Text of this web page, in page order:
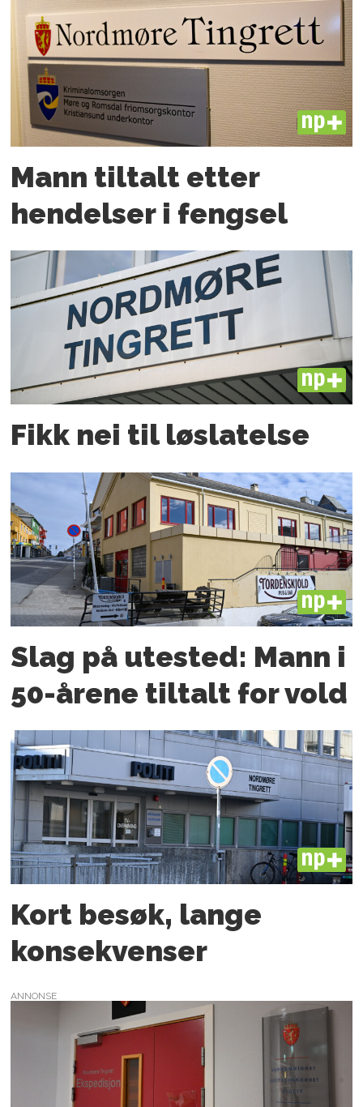
PLUS
Mann tiltalt etter
hendelser i fengsel
PLUS
Fikk nei til løslatelse
PLUS
Slag på utested: Mann i
50-årene tiltalt for vold
PLUS
Kort besøk, lange
konsekvenser
ANNONSE